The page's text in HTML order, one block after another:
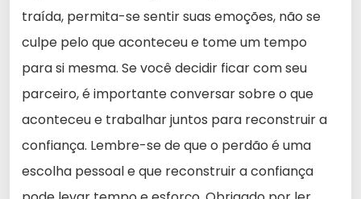
traída, permita-se sentir suas emoções, não se
culpe pelo que aconteceu e tome um tempo
para si mesma. Se você decidir ficar com seu
parceiro, é importante conversar sobre o que
aconteceu e trabalhar juntos para reconstruir a
confiança. Lembre-se de que o perdão é uma
escolha pessoal e que reconstruir a confiança